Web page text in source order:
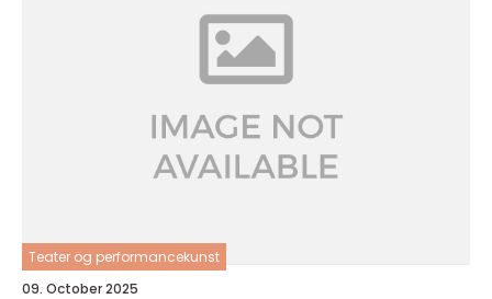
Teater og performancekunst
09. October 2025